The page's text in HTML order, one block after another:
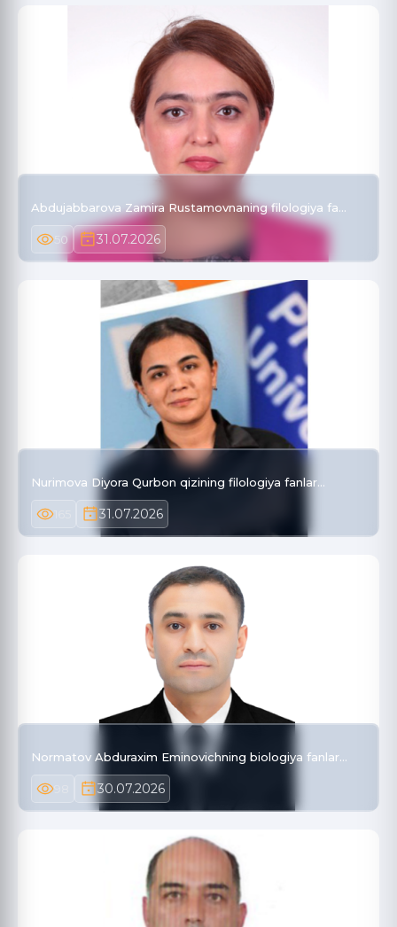
Abdujabbarova Zamira Rustamovnaning filologiya fa…
50 31.07.2026
Nurimova Diyora Qurbon qizining filologiya fanlar…
31.07.2026
Normatov Abduraxim Eminovichning biologiya fanlar…
30.07.2026